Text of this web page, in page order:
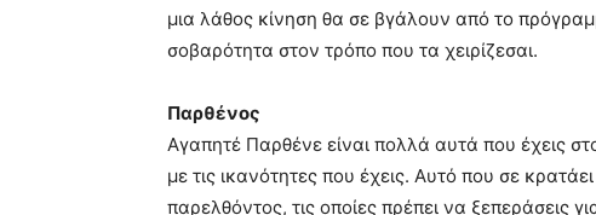
μια λάθος κίνηση θα σε βγάλουν από το
σοβαρότητα στον τρόπο που τα χειρίζεσαι.
Παρθένος
Αγαπητέ Παρθένε είναι πολλά αυτά που έχεις
με τις ικανότητες που έχεις. Αυτό που σε
παρελθόντος, τις οποίες πρέπει να ξεπεράσεις